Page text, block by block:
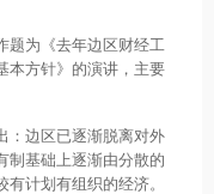
题为《去年边区财经工
本方针》的演讲，主要
：边区已逐渐脱离对外
制基础上逐渐由分散的
计划有组织的经济。